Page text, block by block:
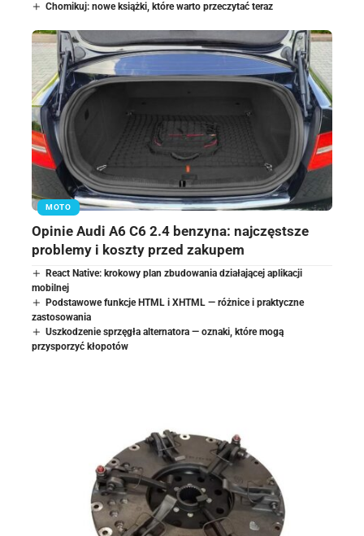
Chomikuj: nowe książki, które warto przeczytać teraz
MOTO
Opinie Audi A6 C6 2.4 benzyna: najczęstsze
problemy i koszty przed zakupem
React Native: krokowy plan zbudowania działającej aplikacji
mobilnej
Podstawowe funkcje HTML i XHTML — różnice i praktyczne
zastosowania
Uszkodzenie sprzęgła alternatora — oznaki, które mogą
przysporzyć kłopotów